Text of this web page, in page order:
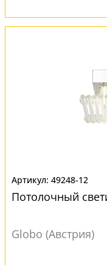
49248-12
Потолочный
Globo (Австрия)